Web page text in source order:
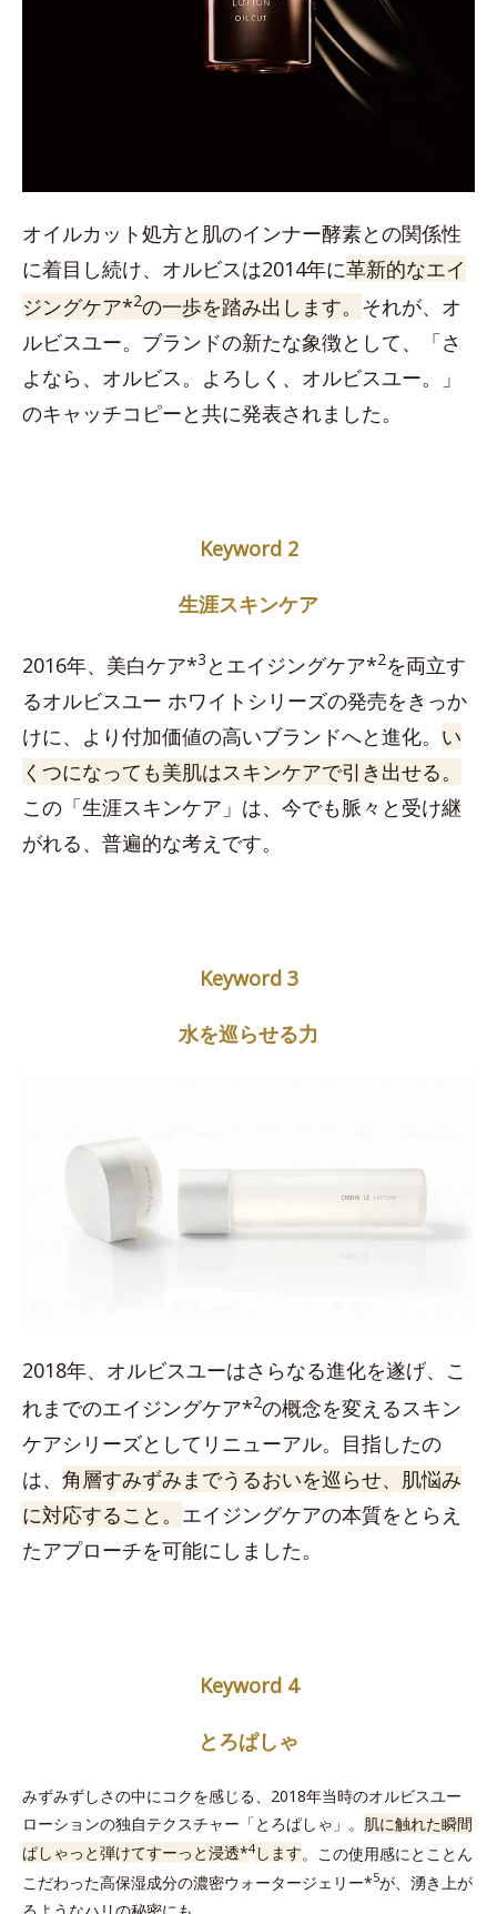
オイルカット処方と肌のインナー酵素との関係性
に着目し続け、オルビスは2014年に革新的なエイ
ジングケア*2の一歩を踏み出します。 それが、オ
ルビスユー。ブランドの新たな象徴として、「さ
よなら、オルビス。よろしく、オルビスユー。」
のキャッチコピーと共に発表されました。
Keyword 2
生涯スキンケア
2016年、美白ケア*3 とエイジングケア*2を両立す
るオルビスユー ホワイトシリーズの発売をきっか
けに、より付加価値の高いブランドへと進化。 い
くつになっても美肌はスキンケアで引き出せる。
この「生涯スキンケア」は、今でも脈々と受け継
がれる、普遍的な考えです。
Keyword 3
水を巡らせる力
2018年、オルビスユーはさらなる進化を遂げ、こ
れまでのエイジングケア*2の概念を変えるスキン
ケアシリーズとしてリニューアル。目指したの
は、 角層すみずみまでうるおいを巡らせ、肌悩み
に対応すること。 エイジングケアの本質をとらえ
たアプローチを可能にしました。
Keyword 4
とろぱしゃ
みずみずしさの中にコクを感じる、2018年当時のオルビスユー
ローションの独自テクスチャー「とろぱしゃ」。 肌に触れた瞬間
ぱしゃっと弾けてすーっと浸透*4 します。この使用感にとことん
こだわった高保湿成分の濃密ウォータージェリー*5が、湧き上が